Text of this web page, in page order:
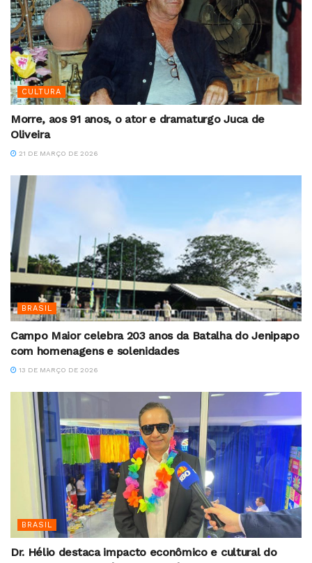
CULTURA
Morre, aos 91 anos, o ator e dramaturgo Juca de
Oliveira
21 DE MARÇO DE 2026
BRASIL
Campo Maior celebra 203 anos da Batalha do Jenipapo
com homenagens e solenidades
13 DE MARÇO DE 2026
BRASIL
Dr. Hélio destaca impacto econômico e cultural do